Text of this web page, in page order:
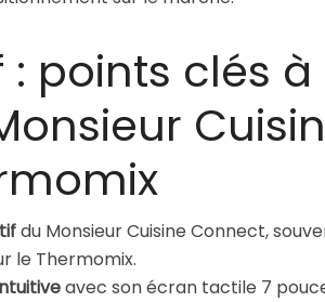
: points clés
du Monsieur Cuisine Connect,
le Thermomix.
avec son écran tactile 7